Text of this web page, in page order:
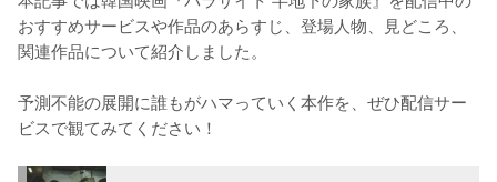
おすすめサービスや作品のあらすじ、登場人物、見どころ、
関連作品について紹介しました。
予測不能の展開に誰もがハマっていく本作を、ぜひ配信サー
ビスで観てみてください！